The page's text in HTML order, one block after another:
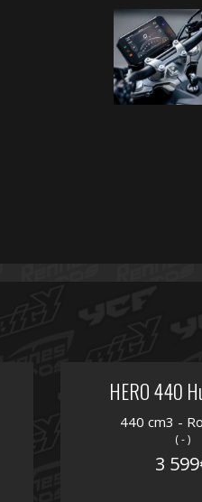
HERO 440
440 cm3 -
( - )
3